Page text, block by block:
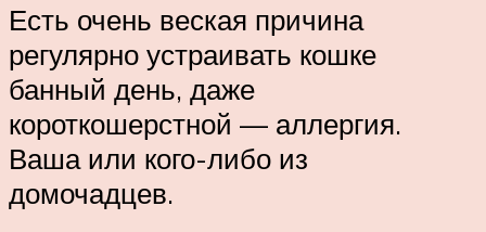
Есть очень веская причина
регулярно устраивать кошке
банный день, даже
короткошерстной — аллергия.
Ваша или кого-либо из
домочадцев.